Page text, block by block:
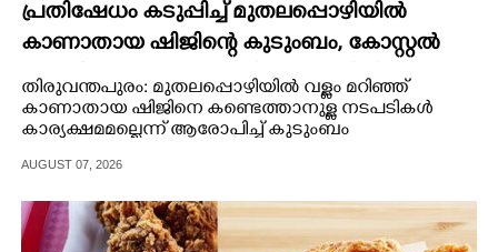
പ്രതിഷേധം കടുപ്പിച്ച് മുതലപ്പൊഴിയിൽ
കാണാതായ ഷിജിന്റെ കുടുംബം, കോസ്റ്റൽ
പൊലീസ് സ്റ്റേഷനുമുന്നിൽ കുത്തിയിരിക്കുന്നു
തിരുവന്തപുരം: മുതലപ്പൊഴിയിൽ വള്ളം മറിഞ്ഞ്
കാണാതായ ഷിജിനെ കണ്ടെത്താനുള്ള നടപടികൾ
കാര്യക്ഷമമല്ലെന്ന് ആരോപിച്ച് കുടുംബം
AUGUST 07, 2026